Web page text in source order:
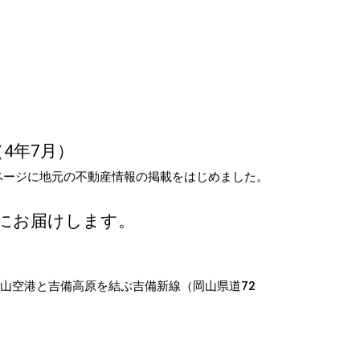
7月）
に地元の不動産情報の掲載をはじめました。
お届けします。
空港と吉備高原を結ぶ吉備新線（岡山県道72